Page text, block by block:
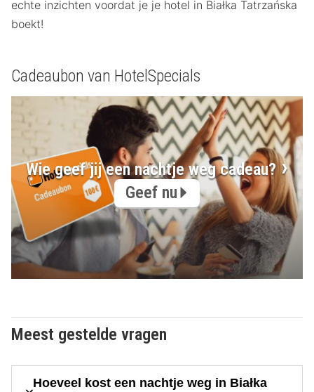
echte inzichten voordat je je hotel in Białka Tatrzańska
boekt!
Cadeaubon van HotelSpecials
Wie geef jij een nachtje weg cadeau?
Geef nu
Meest gestelde vragen
Hoeveel kost een nachtje weg in Białka